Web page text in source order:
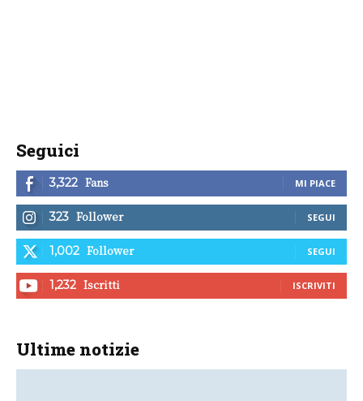
Seguici
3,322 Fans MI PIACE
323 Follower SEGUI
1,002 Follower SEGUI
1,232 Iscritti ISCRIVITI
Ultime notizie